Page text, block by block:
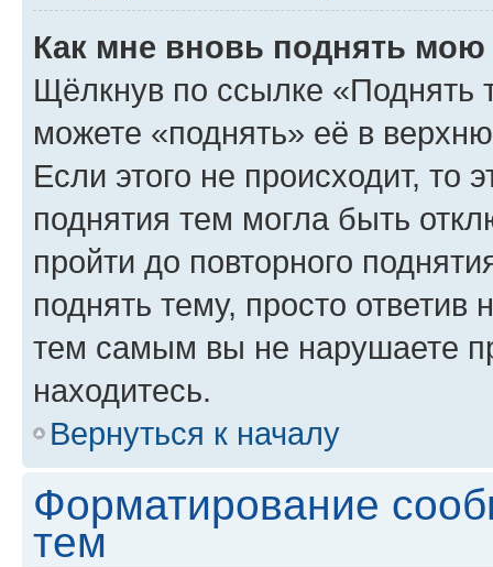
Как мне вновь поднять мою
Щёлкнув по ссылке «Поднять
можете «поднять» её в
Если этого не происходит, то
поднятия тем могла быть
пройти до повторного
поднять тему, просто ответив
тем самым вы не нарушаете
находитесь.
Вернуться к началу
Форматирование
тем